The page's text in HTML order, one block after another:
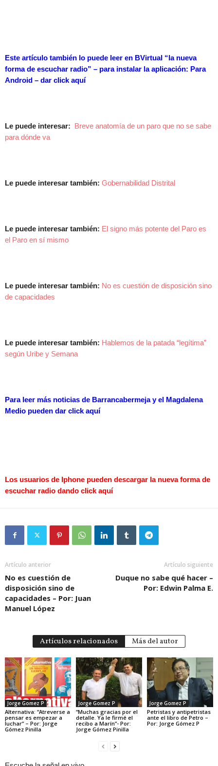
Este artículo también lo puede leer en BVirtual “la nueva
forma de escuchar radio” – para instalar la aplicación: Para
Android – dar click aquí
Le puede interesar: Breve anatomía de un paro que no se sabe
para dónde va
Le puede interesar también: Gobernabilidad Distrital
Le puede interesar también: El signo más potente del Paro es
el Paro en sí mismo
Le puede interesar también: No es cuestión de disposición sino
de capacidades
Le puede interesar también: Hablemos de la patada “legítima”
según Uribe y Semana
Para leer más noticias de Barrancabermeja y el Magdalena
Medio pueden dar click aquí
Los usuarios de Iphone pueden descargar la nueva forma de
escuchar radio dando click aquí
Artículo anterior
No es cuestión de
disposición sino de
capacidades – Por: Juan
Manuel López
Artículo siguiente
Duque no sabe qué hacer –
Por: Edwin Palma E.
Artículos relacionados Más del autor
Jorge Gomez P
Alternativa: “Atreverse a
pensar es empezar a
luchar” – Por: Jorge
Gómez Pinilla
Jorge Gomez P
“Muchas gracias por el
detalle. Ya le firmé el
recibo a Marín”- Por:
Jorge Gómez Pinilla
Jorge Gomez P
Petristas y antipetristas
ante el libro de Petro –
Por: Jorge Gómez P